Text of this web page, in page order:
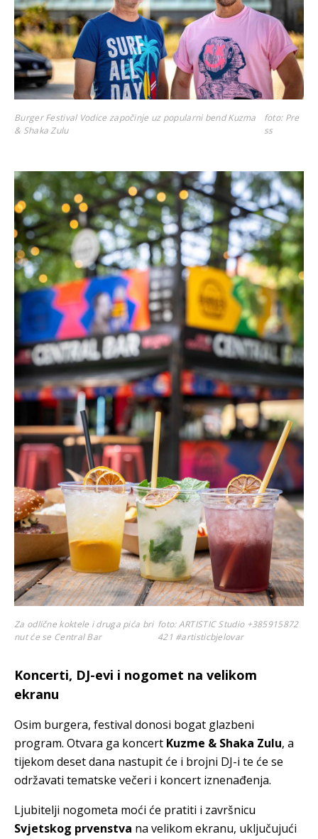
Burger Festival Vodice započinje uz popularni bend Kuzma
& Shaka Zulu
foto: Pre
ss
Za odlične koktele i druga pića bri
nut će se Central Bar
foto: ARTISTIC Studio +385915872
421 #artisticbjelovar
Koncerti, DJ-evi i nogomet na velikom
ekranu
Osim burgera, festival donosi bogat glazbeni
program. Otvara ga koncert Kuzme & Shaka Zulu, a
tijekom deset dana nastupit će i brojni DJ-i te će se
održavati tematske večeri i koncert iznenađenja.
Ljubitelji nogometa moći će pratiti i završnicu
Svjetskog prvenstva na velikom ekranu, uključujući